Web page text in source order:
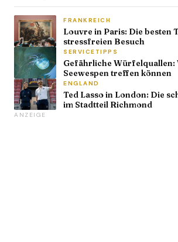
FRANKREICH
Louvre in Paris: Die besten
stressfreien Besuch
SERVICETIPPS
Gefährliche Würfelquallen:
Seewespen treffen können
ENGLAND
Ted Lasso in London: Die
im Stadtteil Richmond
ANZEIGE